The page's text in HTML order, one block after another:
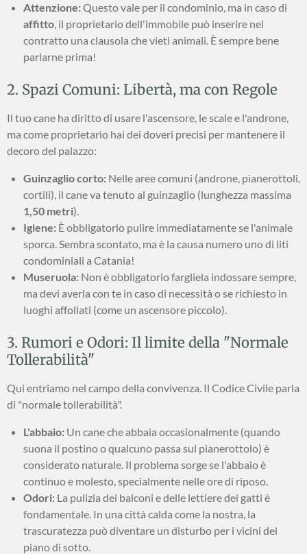
Attenzione:Questo vale per il condominio, ma in caso di
affitto, il proprietario dell'immobile può inserire nel
contratto una clausola che vieti animali. È sempre bene
parlarne prima!
2. Spazi Comuni: Libertà, ma con Regole
Il tuo cane ha diritto di usare l'ascensore, le scale e l'androne,
ma come proprietario hai dei doveri precisi per mantenere il
decoro del palazzo:
Guinzaglio corto: Nelle aree comuni (androne, pianerottoli,
cortili), il cane va tenuto al guinzaglio (lunghezza massima
1,50 metri).
Igiene: È obbligatorio pulire immediatamente se l'animale
sporca. Sembra scontato, ma è la causa numero uno di liti
condominiali a Catania!
Museruola: Non è obbligatorio fargliela indossare sempre,
ma devi averla con te in caso di necessità o se richiesto in
luoghi affollati (come un ascensore piccolo).
3. Rumori e Odori: Il limite della "Normale
Tollerabilità"
Qui entriamo nel campo della convivenza. Il Codice Civile parla
di "normale tollerabilità".
L'abbaio: Un cane che abbaia occasionalmente (quando
suona il postino o qualcuno passa sul pianerottolo) è
considerato naturale. Il problema sorge se l'abbaio è
continuo e molesto, specialmente nelle ore di riposo.
Odori: La pulizia dei balconi e delle lettiere dei gatti è
fondamentale. In una città calda come la nostra, la
trascuratezza può diventare un disturbo per i vicini del
piano di sotto.